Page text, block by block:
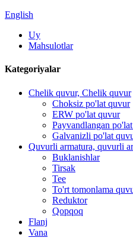
English
Uy
Mahsulotlar
Kategoriyalar
Chelik quvur, Chelik quvur
Choksiz po'lat quvur
ERW po'lat quvur
Payvandlangan
Galvanizli po'lat
Quvurli armatura, quvurli
Buklanishlar
Tirsak
Tee
To'rt tomonlama
Reduktor
Qopqoq
Flanj
Vana